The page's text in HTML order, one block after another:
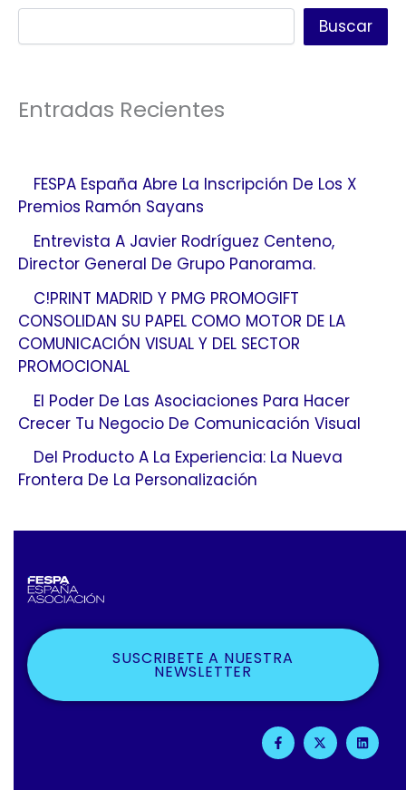
Buscar
Entradas Recientes
FESPA España Abre La Inscripción De Los X
Premios Ramón Sayans
Entrevista A Javier Rodríguez Centeno,
Director General De Grupo Panorama.
C!PRINT MADRID Y PMG PROMOGIFT
CONSOLIDAN SU PAPEL COMO MOTOR DE LA
COMUNICACIÓN VISUAL Y DEL SECTOR
PROMOCIONAL
El Poder De Las Asociaciones Para Hacer
Crecer Tu Negocio De Comunicación Visual
Del Producto A La Experiencia: La Nueva
Frontera De La Personalización
SUSCRIBETE A NUESTRA
NEWSLETTER
F
A
C
X
-
T
L
I
N